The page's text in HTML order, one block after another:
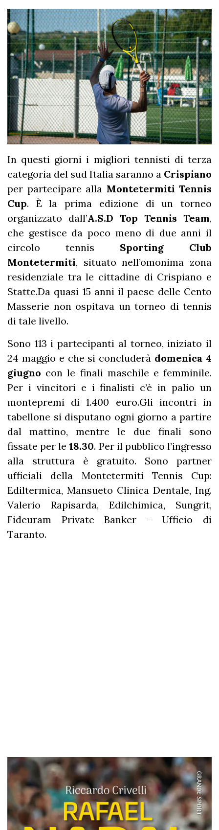
In questi giorni i migliori tennisti di terza
categoria del sud Italia saranno a Crispiano
per partecipare alla Montetermiti Tennis
Cup. È la prima edizione di un torneo
organizzato dall’A.S.D Top Tennis Team,
che gestisce da poco meno di due anni il
circolo tennis Sporting Club
Montetermiti, situato nell’omonima zona
residenziale tra le cittadine di Crispiano e
Statte.Da quasi 15 anni il paese delle Cento
Masserie non ospitava un torneo di tennis
di tale livello.
Sono 113 i partecipanti al torneo, iniziato il
24 maggio e che si concluderà domenica 4
giugno con le finali maschile e femminile.
Per i vincitori e i finalisti c’è in palio un
montepremi di 1.400 euro.Gli incontri in
tabellone si disputano ogni giorno a partire
dal mattino, mentre le due finali sono
fissate per le18.30. Per il pubblico l’ingresso
alla struttura è gratuito. Sono partner
ufficiali della Montetermiti Tennis Cup:
Ediltermica, Mansueto Clinica Dentale, Ing.
Valerio Rapisarda, Edilchimica, Sungrit,
Fideuram Private Banker – Ufficio di
Taranto.